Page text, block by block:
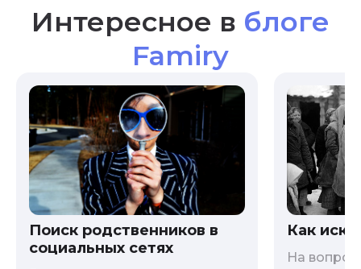
Интересное в блоге
Famiry
Поиск родственников в
социальных сетях
Как
На вопрос